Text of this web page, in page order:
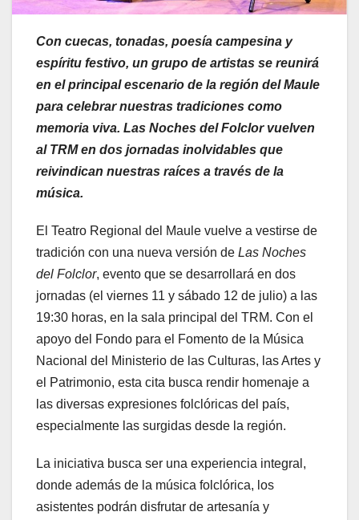
Con cuecas, tonadas, poesía campesina y
espíritu festivo, un grupo de artistas se reunirá
en el principal escenario de la región del Maule
para celebrar nuestras tradiciones como
memoria viva. Las Noches del Folclor vuelven
al TRM en dos jornadas inolvidables que
reivindican nuestras raíces a través de la
música.
El Teatro Regional del Maule vuelve a vestirse de
tradición con una nueva versión de Las Noches
del Folclor, evento que se desarrollará en dos
jornadas (el viernes 11 y sábado 12 de julio) a las
19:30 horas, en la sala principal del TRM. Con el
apoyo del Fondo para el Fomento de la Música
Nacional del Ministerio de las Culturas, las Artes y
el Patrimonio, esta cita busca rendir homenaje a
las diversas expresiones folclóricas del país,
especialmente las surgidas desde la región.
La iniciativa busca ser una experiencia integral,
donde además de la música folclórica, los
asistentes podrán disfrutar de artesanía y